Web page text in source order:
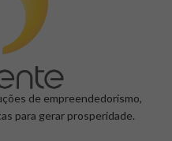
de empreendedorismo,
para gerar prosperidade.